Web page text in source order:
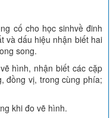
cố cho học sinhvề đinh
và dấu hiệu nhận biết hai
song.
hình, nhận biết các cặp
đồng vị, trong cùng phía;
khi đo vẽ hình.